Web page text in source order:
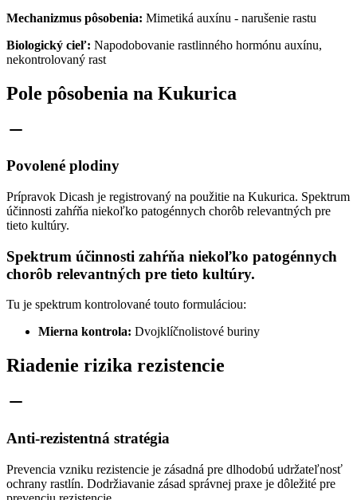
Mechanizmus pôsobenia: Mimetiká auxínu - narušenie rastu
Biologický cieľ: Napodobovanie rastlinného hormónu auxínu,
nekontrolovaný rast
Pole pôsobenia na Kukurica
Povolené plodiny
Prípravok Dicash je registrovaný na použitie na Kukurica. Spektrum
účinnosti zahŕňa niekoľko patogénnych chorôb relevantných pre
tieto kultúry.
Spektrum účinnosti zahŕňa niekoľko patogénnych
chorôb relevantných pre tieto kultúry.
Tu je spektrum kontrolované touto formuláciou:
Mierna kontrola: Dvojklíčnolistové buriny
Riadenie rizika rezistencie
Anti-rezistentná stratégia
Prevencia vzniku rezistencie je zásadná pre dlhodobú udržateľnosť
ochrany rastlín. Dodržiavanie zásad správnej praxe je dôležité pre